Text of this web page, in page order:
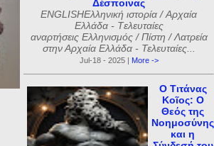
Δέσποινας
ENGLISHΕλληνική ιστορία / Αρχαία
Ελλάδα - Tελευταίες
αναρτήσεις Ελληνισμός / Πίστη / Λατρεία
στην Αρχαία Ελλάδα - Τελευταίες...
Jul-18 - 2025 | More ->
Ο Τιτάνας
Κοῖος: Ο
Θεός της
Νοημοσύνης
και η